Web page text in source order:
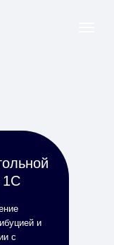
1С
и
с